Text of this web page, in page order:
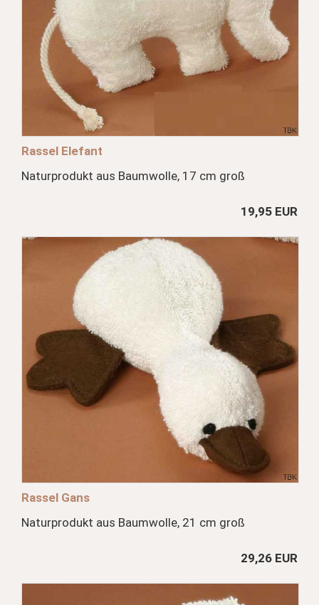
Rassel Elefant
Naturprodukt aus Baumwolle, 17 cm groß
19,95 EUR
Rassel Gans
Naturprodukt aus Baumwolle, 21 cm groß
29,26 EUR